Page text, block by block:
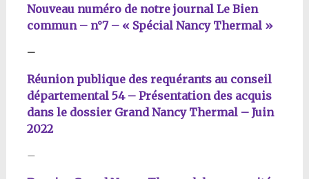
Nouveau numéro de notre journal Le Bien
commun – n°7 – « Spécial Nancy Thermal »
–
Réunion publique des requérants au conseil
départemental 54 – Présentation des acquis
dans le dossier Grand Nancy Thermal – Juin
2022
–